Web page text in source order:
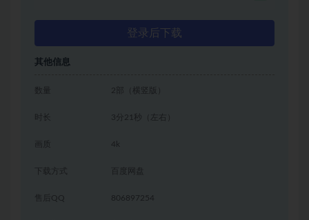
登录后下载
其他信息
数量 2部（横竖版）
时长 3分21秒（左右）
4k
下载方式 百度网盘
售后QQ 806897254